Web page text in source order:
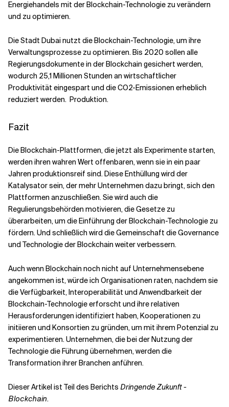
Energiehandels mit der Blockchain-Technologie zu verändern
und zu optimieren.
Die Stadt Dubai nutzt die Blockchain-Technologie, um ihre
Verwaltungsprozesse zu optimieren. Bis 2020 sollen alle
Regierungsdokumente in der Blockchain gesichert werden,
wodurch 25,1 Millionen Stunden an wirtschaftlicher
Produktivität eingespart und die CO2-Emissionen erheblich
reduziert werden. Produktion.
Fazit
Die Blockchain-Plattformen, die jetzt als Experimente starten,
werden ihren wahren Wert offenbaren, wenn sie in ein paar
Jahren produktionsreif sind. Diese Enthüllung wird der
Katalysator sein, der mehr Unternehmen dazu bringt, sich den
Plattformen anzuschließen. Sie wird auch die
Regulierungsbehörden motivieren, die Gesetze zu
überarbeiten, um die Einführung der Blockchain-Technologie zu
fördern. Und schließlich wird die Gemeinschaft die Governance
und Technologie der Blockchain weiter verbessern.
Auch wenn Blockchain noch nicht auf Unternehmensebene
angekommen ist, würde ich Organisationen raten, nachdem sie
die Verfügbarkeit, Interoperabilität und Anwendbarkeit der
Blockchain-Technologie erforscht und ihre relativen
Herausforderungen identifiziert haben, Kooperationen zu
initiieren und Konsortien zu gründen, um mit ihrem Potenzial zu
experimentieren. Unternehmen, die bei der Nutzung der
Technologie die Führung übernehmen, werden die
Transformation ihrer Branchen anführen.
Dieser Artikel ist Teil des Berichts Dringende Zukunft -
Blockchain.